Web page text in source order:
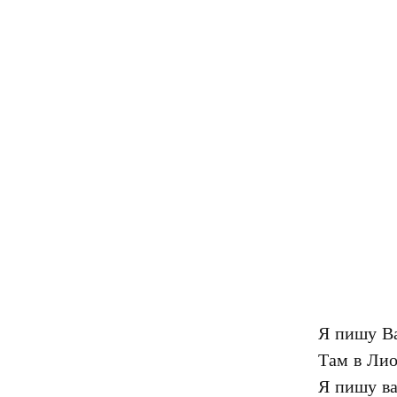
Я пишу
Там в
Я пишу